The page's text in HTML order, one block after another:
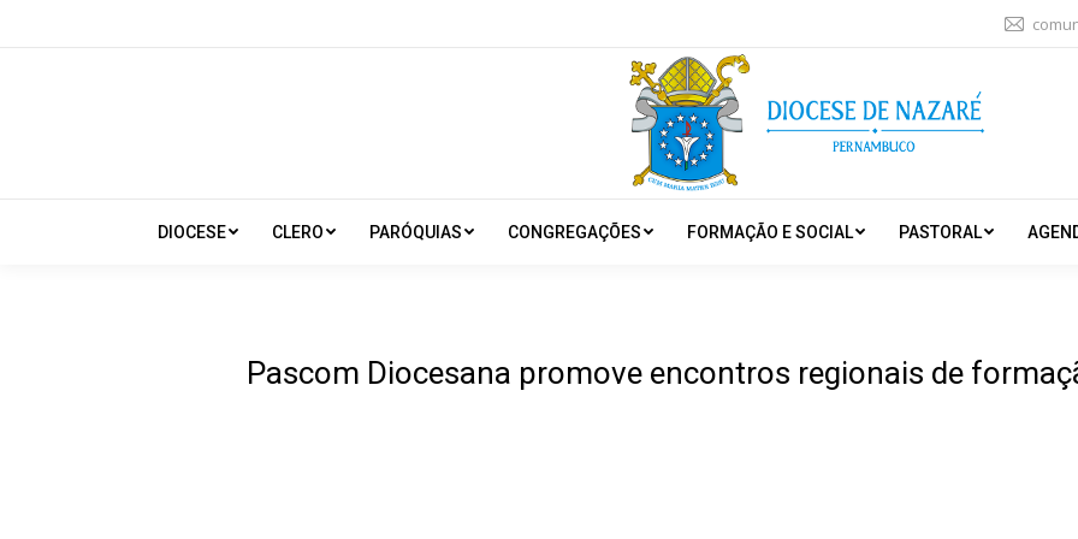
DIOCESE CLERO PARÓQUIAS CONGREGAÇÕES FORMAÇÃO E SOCIAL PASTORAL
Pascom Diocesana promove encontros regionais de